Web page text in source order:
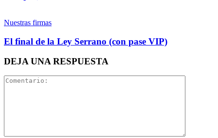
Threads
Nuestras firmas
El final de la Ley Serrano (con pase VIP)
DEJA UNA RESPUESTA